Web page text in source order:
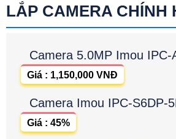
LẮP CAMERA CHÍNH
Camera 5.0MP Imou IPC-
Giá : 1,150,000 VNĐ
Camera Imou IPC-S6DP-
Giá : 45%